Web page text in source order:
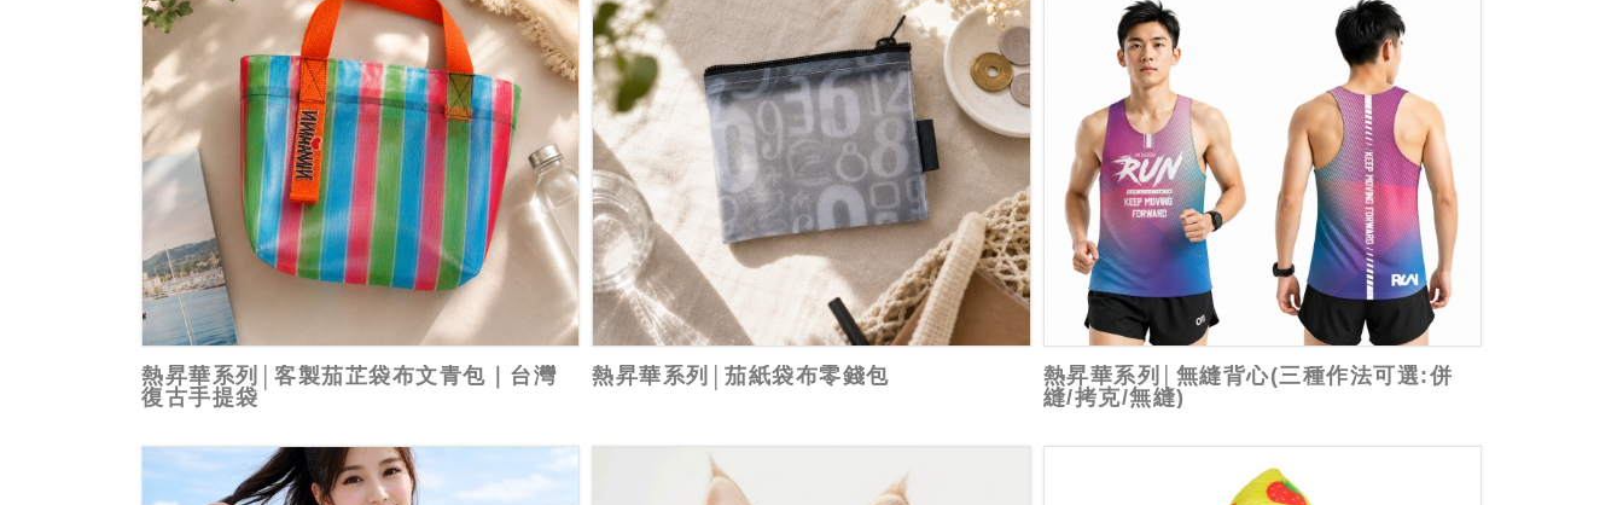
熱昇華系列│客製茄芷袋布文青包｜台灣
復古手提袋
熱昇華系列│茄紙袋布零錢包
熱昇華系列│無縫背心(三種作法可選:併
縫/拷克/無縫)